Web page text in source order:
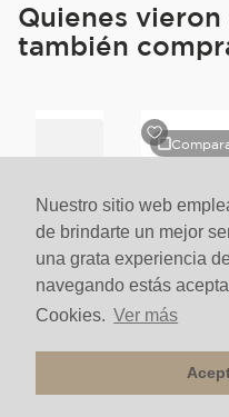
Nuestro sitio web
de brindarte un mejor
una grata experiencia
navegando estás
Cookies. Ver más
Quienes
también